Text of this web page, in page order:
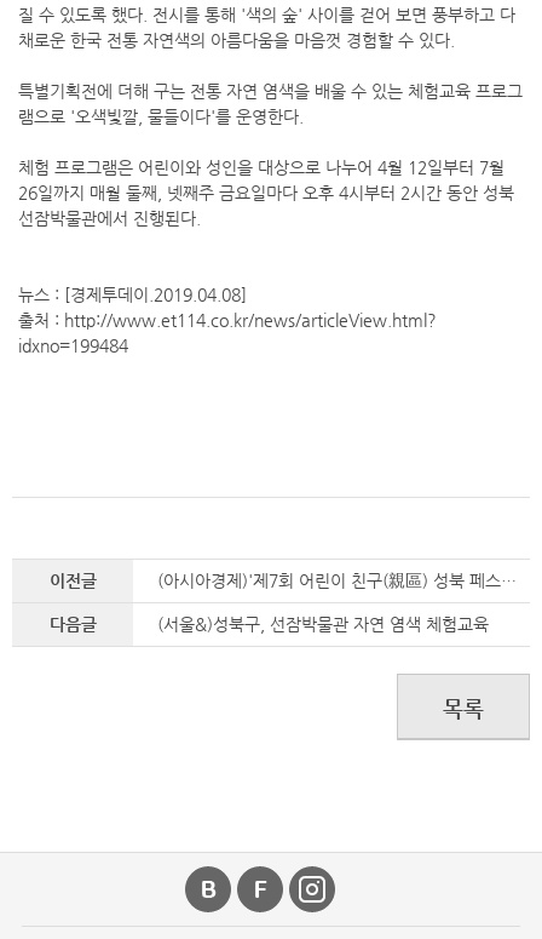
질 수 있도록 했다. 전시를 통해 '색의 숲' 사이를 걷어 보면 풍부하고 다
채로운 한국 전통 자연색의 아름다움을 마음껏 경험할 수 있다.
특별기획전에 더해 구는 전통 자연 염색을 배울 수 있는 체험교육 프로그
램으로 '오색빛깔, 물들이다'를 운영한다.
체험 프로그램은 어린이와 성인을 대상으로 나누어 4월 12일부터 7월
26일까지 매월 둘째, 넷째주 금요일마다 오후 4시부터 2시간 동안 성북
선잠박물관에서 진행된다.
뉴스 : [경제투데이.2019.04.08]
출처 : http://www.et114.co.kr/news/articleView.html?
idxno=199484
이전글 (아시아경제)'제7회 어린이 친구(親區) 성북 페스티벌' 개최
다음글 (서울&)성북구, 선잠박물관 자연 염색 체험교육
목록